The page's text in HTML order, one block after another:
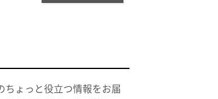
ちょっと役立つ情報をお届